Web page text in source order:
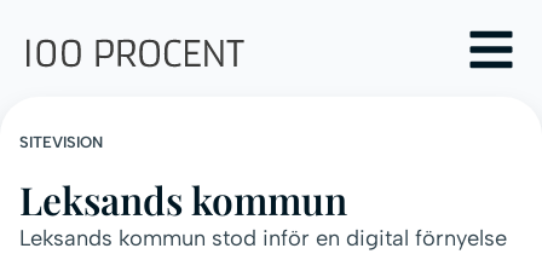
SITEVISION
Leksands kommun
Leksands kommun stod inför en digital förnyelse